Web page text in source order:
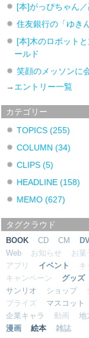
[本]がっぴちゃん
住友銀行の「ゆき
[本]木のロボット
ールド
笑顔のメッソンに
→ エントリー一覧
カテゴリー
TOPICS (255)
COLUMN (34)
CLIPS (5)
HEADLINE (158)
MEMO (627)
タグクラウド
BOOK CD CM
Web
お知らせ お菓
アプリ
イベント キ
キャンペーン
グッズ
サンリオ
ショップ
プライズ
マスコット
企業キャラ
動画 地
漫画
絵本 雑誌